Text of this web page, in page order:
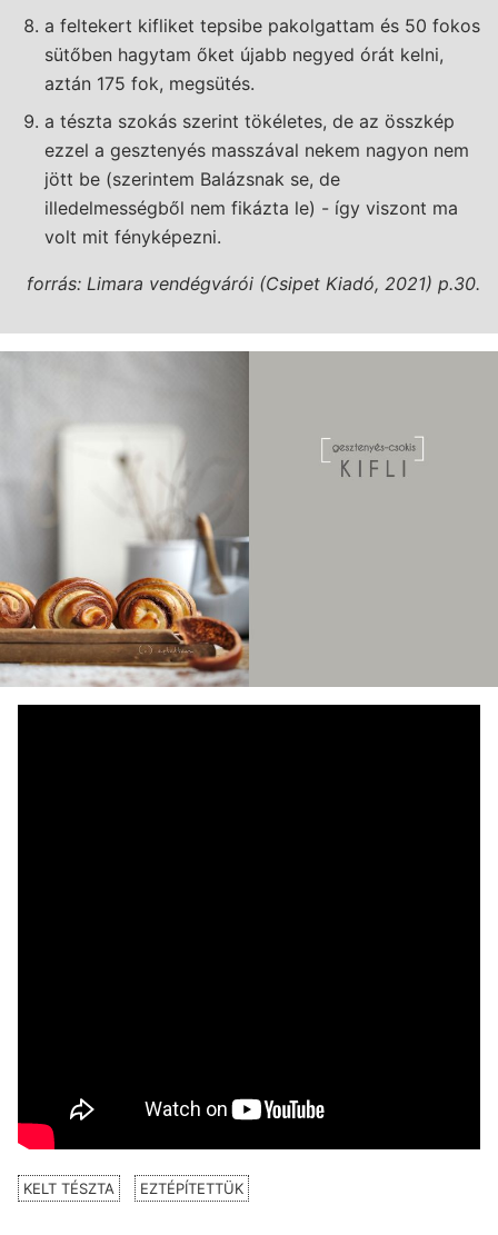
a feltekert kifliket tepsibe pakolgattam és 50 fokos
sütőben hagytam őket újabb negyed órát kelni,
aztán 175 fok, megsütés.
a tészta szokás szerint tökéletes, de az összkép
ezzel a gesztenyés masszával nekem nagyon nem
jött be (szerintem Balázsnak se, de
illedelmességből nem fikázta le) - így viszont ma
volt mit fényképezni.
forrás: Limara vendégvárói (Csipet Kiadó, 2021) p.30.
KELT TÉSZTA EZTÉPÍTETTÜK